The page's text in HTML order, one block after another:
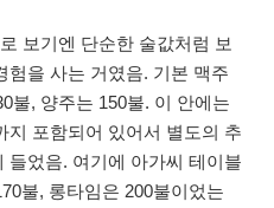
보기엔 단순한 술값처럼 보
험을 사는 거였음. 기본 맥주
불, 양주는 150불. 이 안에는
지 포함되어 있어서 별도의 추
들었음. 여기에 아가씨 테이블
불, 롱타임은 200불이었는